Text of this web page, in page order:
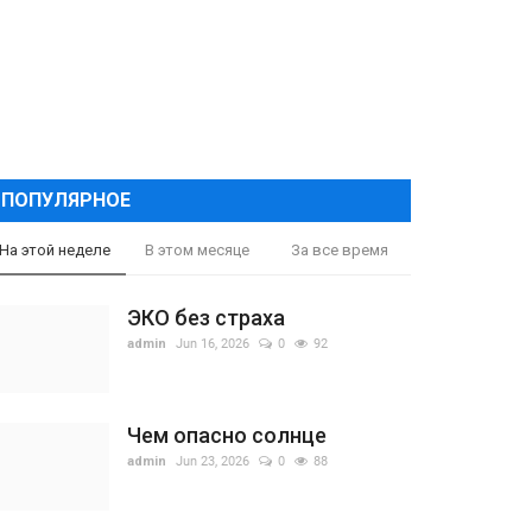
ПОПУЛЯРНОЕ
этой неделе В этом месяце За все время
ЭКО без страха
admin Jun 16, 2026 0 92
Чем опасно солнце
admin Jun 23, 2026 0 88